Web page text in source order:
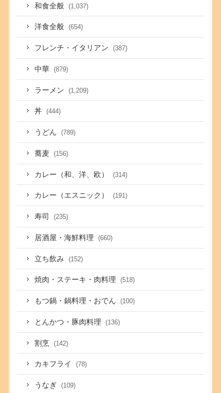
和食全般 (1,037)
洋食全般 (654)
フレンチ・イタリアン (387)
中華 (879)
ラーメン (1,209)
丼 (444)
うどん (789)
蕎麦 (156)
カレー（和、洋、欧） (314)
カレー（エスニック） (191)
寿司 (235)
居酒屋・海鮮料理 (660)
立ち飲み (152)
焼肉・ステーキ・肉料理 (518)
もつ鍋・鍋料理・おでん (100)
とんかつ・豚肉料理 (136)
割烹 (142)
カキフライ (78)
うなぎ (109)